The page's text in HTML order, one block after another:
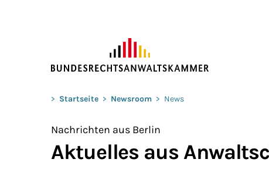
Sie befinden sich hier:
> Startseite > Newsroom > News
Nachrichten aus Berlin
Aktuelles aus